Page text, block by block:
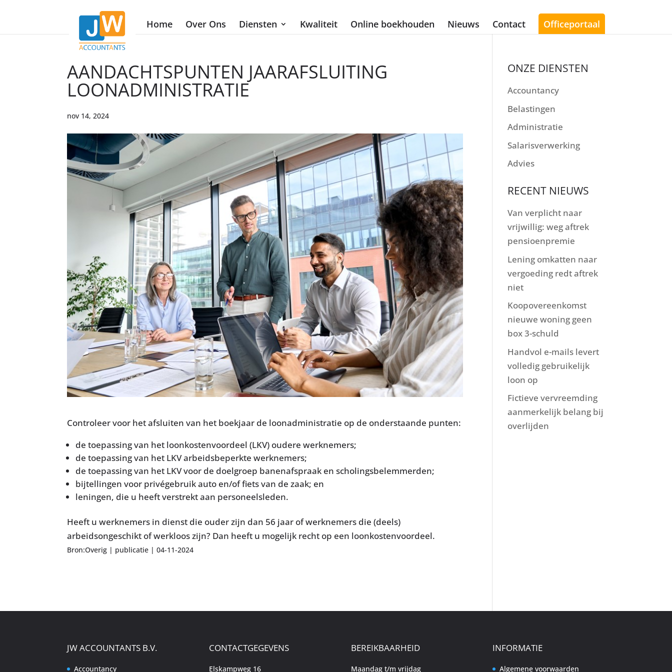
Home Over Ons Diensten Kwaliteit Online boekhouden Nieuws Contact Officeportaal
AANDACHTSPUNTEN JAARAFSLUITING
LOONADMINISTRATIE
nov 14, 2024
Controleer voor het afsluiten van het boekjaar de loonadministratie op de onderstaande punten:
de toepassing van het loonkostenvoordeel (LKV) oudere werknemers;
de toepassing van het LKV arbeidsbeperkte werknemers;
de toepassing van het LKV voor de doelgroep banenafspraak en scholingsbelemmerden;
bijtellingen voor privégebruik auto en/of fiets van de zaak; en
leningen, die u heeft verstrekt aan personeelsleden.
Heeft u werknemers in dienst die ouder zijn dan 56 jaar of werknemers die (deels)
arbeidsongeschikt of werkloos zijn? Dan heeft u mogelijk recht op een loonkostenvoordeel.
Bron:Overig | publicatie | 04-11-2024
ONZE DIENSTEN
Accountancy
Belastingen
Administratie
Salarisverwerking
Advies
RECENT NIEUWS
Van verplicht naar
vrijwillig: weg aftrek
pensioenpremie
Lening omkatten naar
vergoeding redt aftrek
niet
Koopovereenkomst
nieuwe woning geen
box 3-schuld
Handvol e-mails levert
volledig gebruikelijk
loon op
Fictieve vervreemding
aanmerkelijk belang bij
overlijden
JW ACCOUNTANTS B.V.
Accountancy
CONTACTGEGEVENS
Elskampweg 16
BEREIKBAARHEID
Maandag t/m vrijdag
INFORMATIE
Algemene voorwaarden